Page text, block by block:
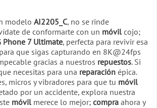
modelo AI2205_C, no se rinde
de conformarte con un móvil cojo;
Phone 7 Ultimate, perfecta para revivir esa
que sigas capturando en 8K@24fps
gracias a nuestros repuestos. Si
necesitas para una reparación épica.
micros y vibradores para que tu móvil
por un accidente, explora nuestra
móvil merece lo mejor; compra ahora y